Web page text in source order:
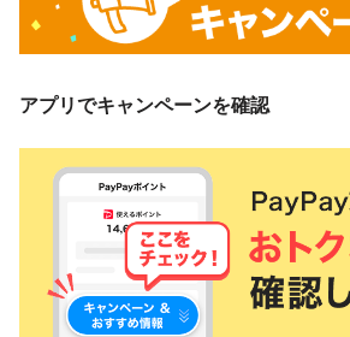
アプリでキャンペーンを確認